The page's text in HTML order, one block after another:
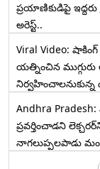
ప్రయాణికుడిపై
అరెస్ట్..
Viral Video:
యత్నించిన
నిర్వహించాలనుకున్న
Andhra
ప్రవర్తించాడని
నాగలుప్పలపాడు